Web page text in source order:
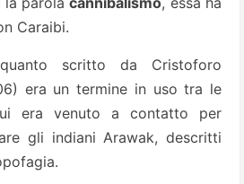
Caraibi.
scritto da Cristoforo
era un termine in uso tra le
era venuto a contatto per
gli indiani Arawak, descritti